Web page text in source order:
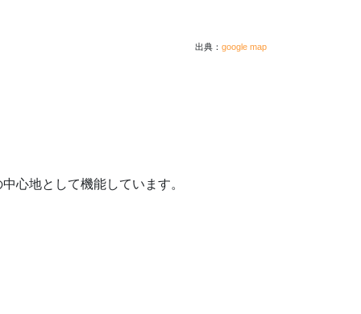
出典： google map
心地として機能しています。